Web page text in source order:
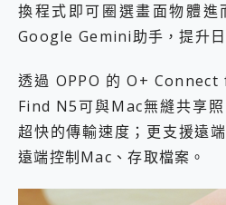
換程式即可圈選畫面物體
Google Gemini助手，提升日
透過 OPPO 的 O+
Find N5可與Mac無縫共享
超快的傳輸速度；更支援遠
遠端控制Mac、存取檔案。